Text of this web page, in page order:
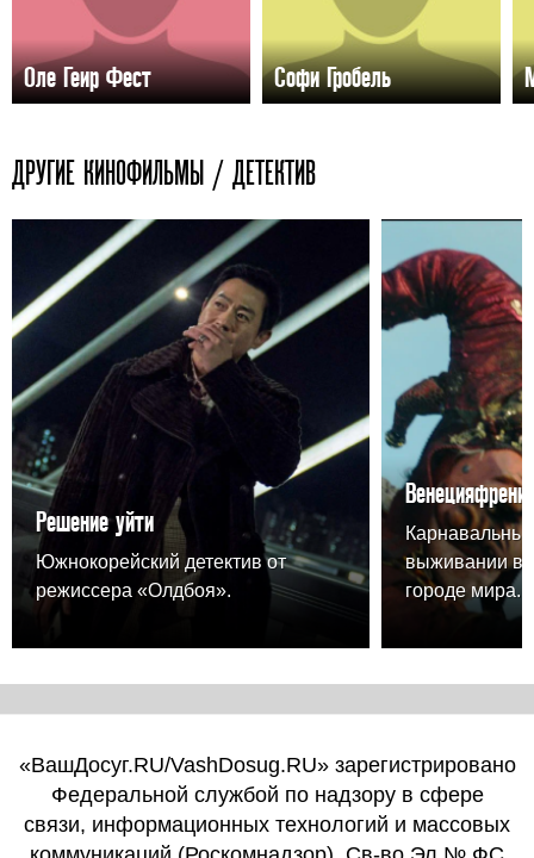
Оле Геир Фест Софи Гробель
ДРУГИЕ КИНОФИЛЬМЫ / ДЕТЕКТИВ
Решение уйти
Южнокорейский детектив от
режиссера «Олдбоя».
выживании в
городе мира.
«ВашДосуг.RU/VashDosug.RU» зарегистрировано
Федеральной службой по надзору в сфере
связи, информационных технологий и массовых